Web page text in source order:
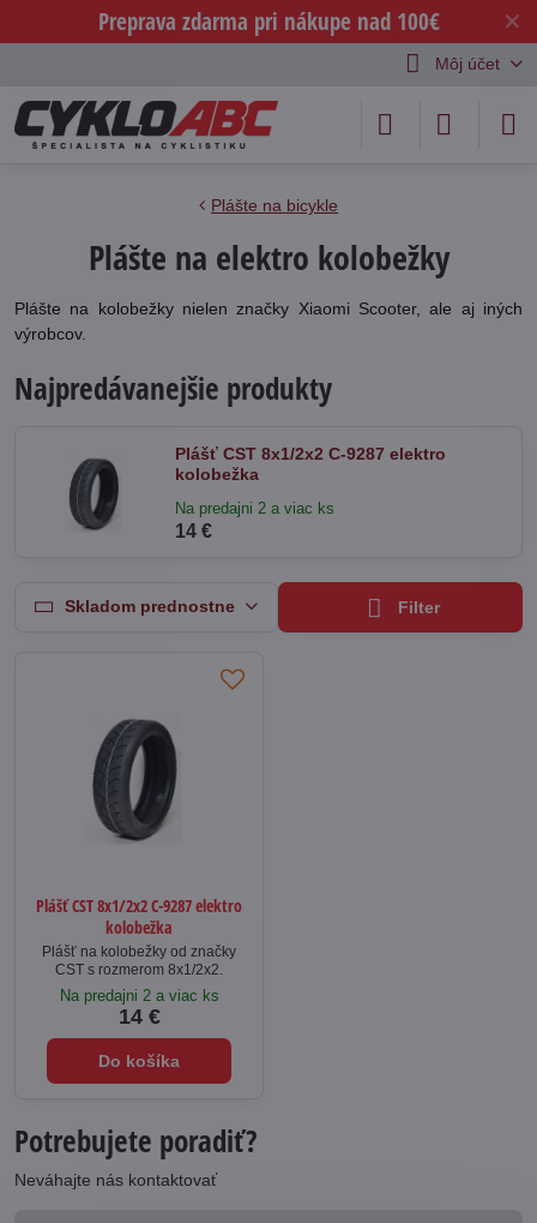
✕
Preprava zdarma pri nákupe nad 100€
Môj účet
Plášte na bicykle
Plášte na elektro kolobežky
Plášte na kolobežky nielen značky Xiaomi Scooter, ale aj iných
výrobcov.
Najpredávanejšie produkty
Plášť CST 8x1/2x2 C-9287 elektro
kolobežka
Na predajni 2 a viac ks
14 €
Skladom prednostne Filter
Plášť CST 8x1/2x2 C-9287 elektro
kolobežka
Plášť na kolobežky od značky
CST s rozmerom 8x1/2x2.
Na predajni 2 a viac ks
14 €
Do košíka
Potrebujete poradiť?
Neváhajte nás kontaktovať